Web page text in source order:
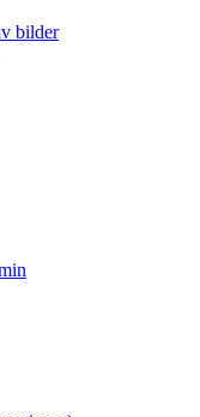
bilder